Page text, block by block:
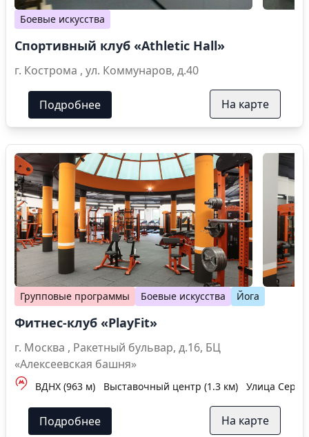
Боевые искусства
Спортивный клуб «Athletic Hall»
г. Кострома , ул. Коммунаров, д.40
Подробнее На карте
Групповые программы Боевые искусства Йога
Фитнес-клуб «PlayFit»
г. Москва , Ракетный бульвар, д.16, БЦ
«Алексеевская башня»
ВДНХ (963 м) Выставочный центр (1.3 км) Улица
Подробнее На карте